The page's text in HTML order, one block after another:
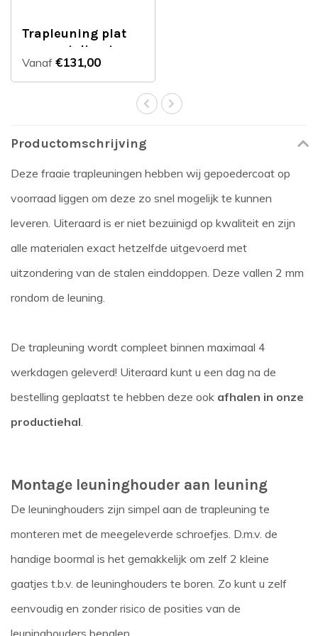
Trapleuning plat
op maat direct
leverbaar
Vanaf €131,00
Productomschrijving
Deze fraaie trapleuningen hebben wij gepoedercoat op
voorraad liggen om deze zo snel mogelijk te kunnen
leveren. Uiteraard is er niet bezuinigd op kwaliteit en zijn
alle materialen exact hetzelfde uitgevoerd met
uitzondering van de stalen einddoppen. Deze vallen 2 mm
rondom de leuning.
De trapleuning wordt compleet binnen maximaal 4
werkdagen geleverd! Uiteraard kunt u een dag na de
bestelling geplaatst te hebben deze ook afhalen in onze
productiehal
Montage leuninghouder aan leuning
De leuninghouders zijn simpel aan de trapleuning te
monteren met de meegeleverde schroefjes. D.m.v. de
handige boormal is het gemakkelijk om zelf 2 kleine
gaatjes t.b.v. de leuninghouders te boren. Zo kunt u zelf
eenvoudig en zonder risico de posities van de
leuninghouders bepalen.